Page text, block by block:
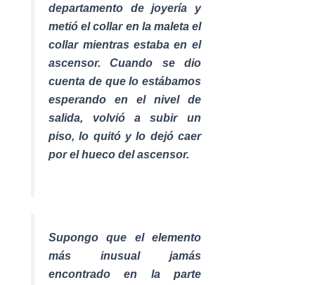
departamento de joyería y
metió el collar en la maleta el
collar mientras estaba en el
ascensor. Cuando se dio
cuenta de que lo estábamos
esperando en el nivel de
salida, volvió a subir un
piso, lo quitó y lo dejó caer
por el hueco del ascensor.
Supongo que el elemento
más inusual jamás
encontrado en la parte